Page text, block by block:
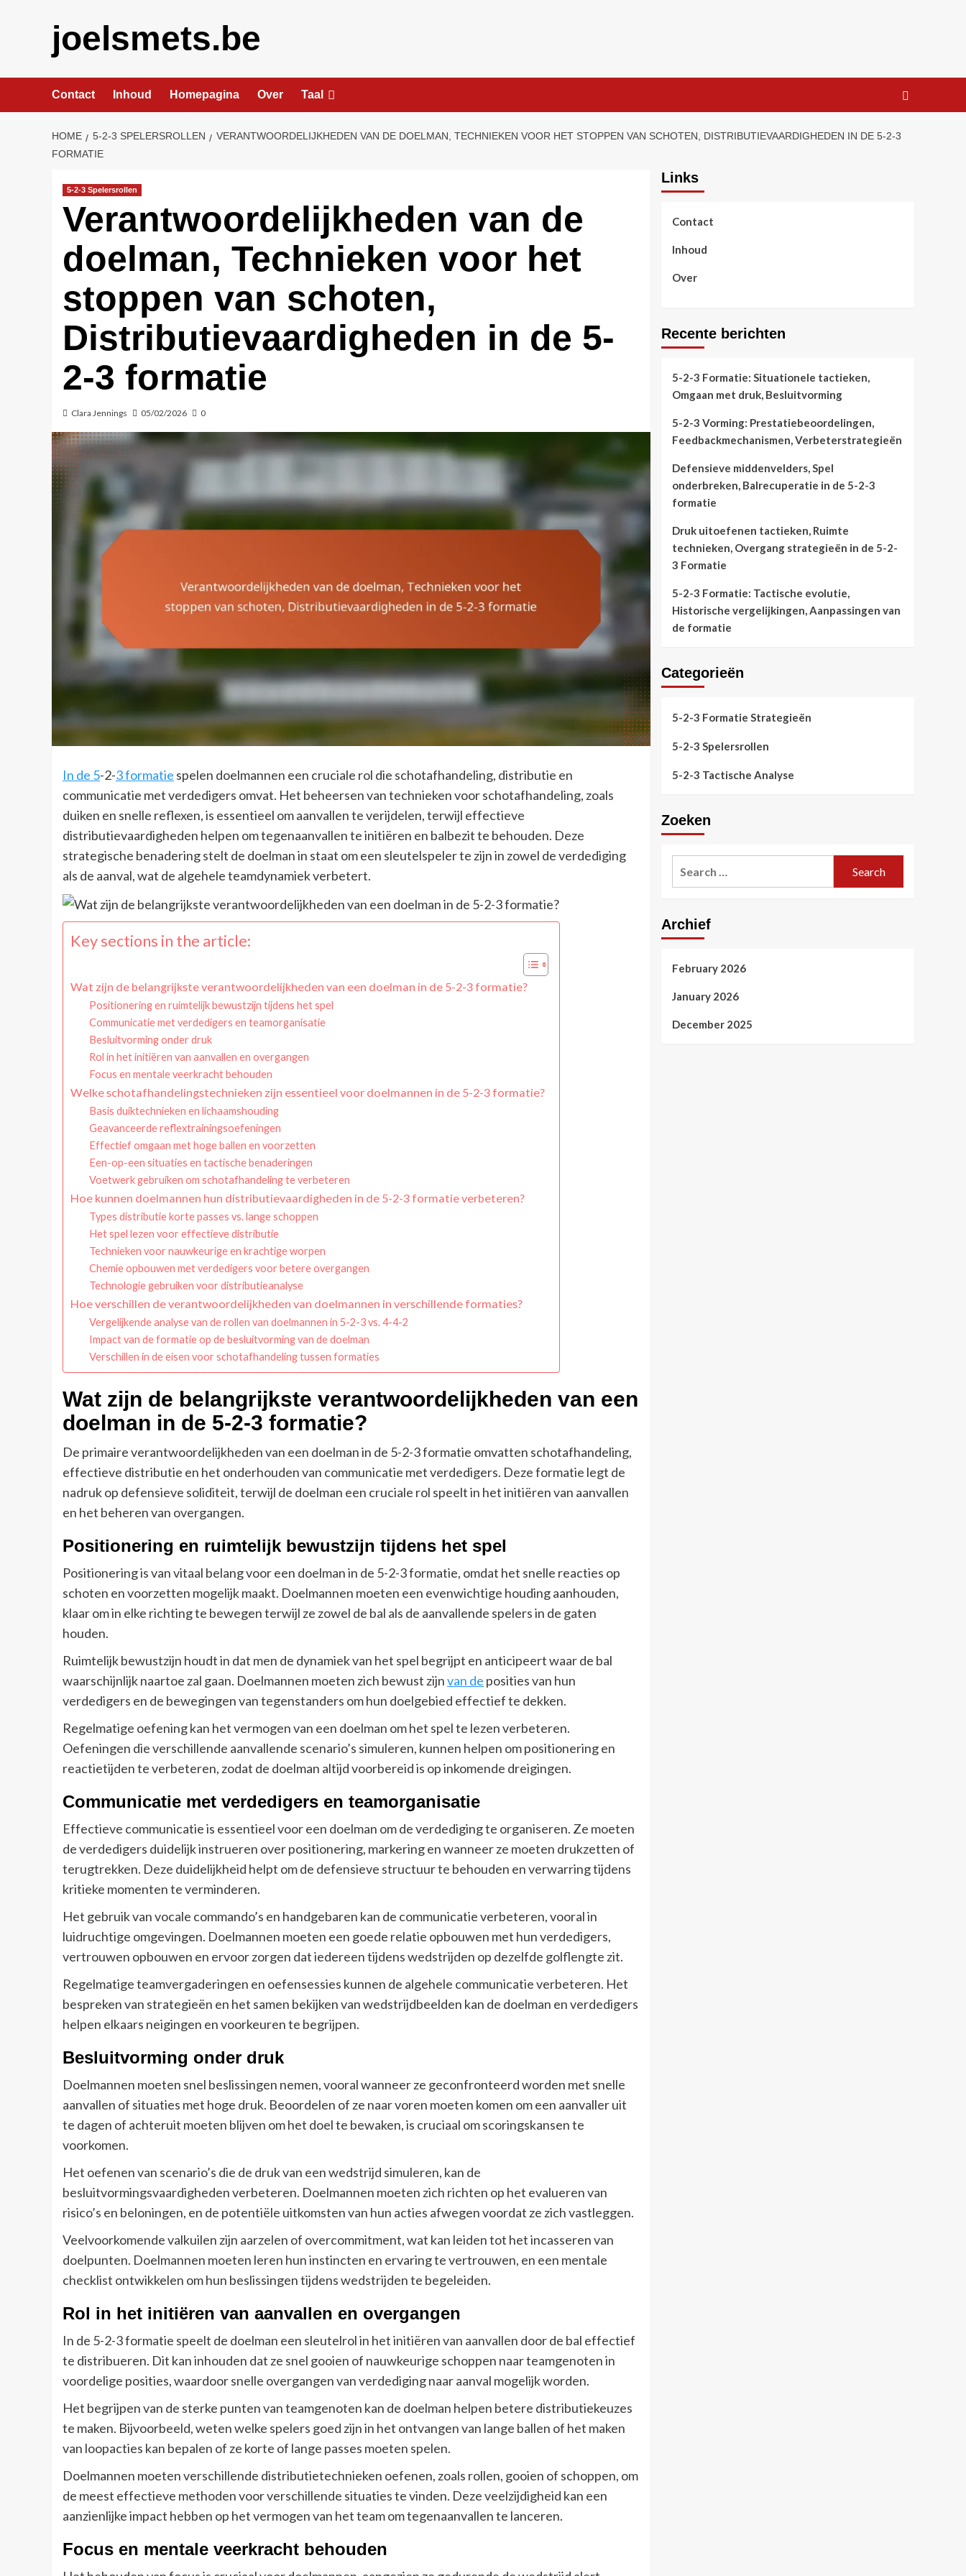
joelsmets.be
Contact Inhoud Homepagina Over Taal
HOME 5-2-3 SPELERSROLLEN
VERANTWOORDELIJKHEDEN VAN DE DOELMAN, TECHNIEKEN VOOR HET STOPPEN VAN SCHOTEN, DISTRIBUTIEVAARDIGHEDEN IN DE 5-2-3
FORMATIE
5-2-3 Spelersrollen
Verantwoordelijkheden van de
doelman, Technieken voor het
stoppen van schoten,
Distributievaardigheden in de 5-
2-3 formatie
Clara Jennings 05/02/2026 0
In de 5-2-3 formatie spelen doelmannen een cruciale rol die schotafhandeling, distributie en
communicatie met verdedigers omvat. Het beheersen van technieken voor schotafhandeling, zoals
duiken en snelle reflexen, is essentieel om aanvallen te verijdelen, terwijl effectieve
distributievaardigheden helpen om tegenaanvallen te initiëren en balbezit te behouden. Deze
strategische benadering stelt de doelman in staat om een sleutelspeler te zijn in zowel de verdediging
als de aanval, wat de algehele teamdynamiek verbetert.
Key sections in the article:
Wat zijn de belangrijkste verantwoordelijkheden van een doelman in de 5-2-3 formatie?
Positionering en ruimtelijk bewustzijn tijdens het spel
Communicatie met verdedigers en teamorganisatie
Besluitvorming onder druk
Rol in het initiëren van aanvallen en overgangen
Focus en mentale veerkracht behouden
Welke schotafhandelingstechnieken zijn essentieel voor doelmannen in de 5-2-3 formatie?
Basis duiktechnieken en lichaamshouding
Geavanceerde reflextrainingsoefeningen
Effectief omgaan met hoge ballen en voorzetten
Een-op-een situaties en tactische benaderingen
Voetwerk gebruiken om schotafhandeling te verbeteren
Hoe kunnen doelmannen hun distributievaardigheden in de 5-2-3 formatie verbeteren?
Types distributie korte passes vs. lange schoppen
Het spel lezen voor effectieve distributie
Technieken voor nauwkeurige en krachtige worpen
Chemie opbouwen met verdedigers voor betere overgangen
Technologie gebruiken voor distributieanalyse
Hoe verschillen de verantwoordelijkheden van doelmannen in verschillende formaties?
Vergelijkende analyse van de rollen van doelmannen in 5-2-3 vs. 4-4-2
Impact van de formatie op de besluitvorming van de doelman
Verschillen in de eisen voor schotafhandeling tussen formaties
Wat zijn de belangrijkste verantwoordelijkheden van een
doelman in de 5-2-3 formatie?
De primaire verantwoordelijkheden van een doelman in de 5-2-3 formatie omvatten schotafhandeling,
effectieve distributie en het onderhouden van communicatie met verdedigers. Deze formatie legt de
nadruk op defensieve soliditeit, terwijl de doelman een cruciale rol speelt in het initiëren van aanvallen
en het beheren van overgangen.
Positionering en ruimtelijk bewustzijn tijdens het spel
Positionering is van vitaal belang voor een doelman in de 5-2-3 formatie, omdat het snelle reacties op
schoten en voorzetten mogelijk maakt. Doelmannen moeten een evenwichtige houding aanhouden,
klaar om in elke richting te bewegen terwijl ze zowel de bal als de aanvallende spelers in de gaten
houden.
Ruimtelijk bewustzijn houdt in dat men de dynamiek van het spel begrijpt en anticipeert waar de bal
waarschijnlijk naartoe zal gaan. Doelmannen moeten zich bewust zijnvan de posities van hun
verdedigers en de bewegingen van tegenstanders om hun doelgebied effectief te dekken.
Regelmatige oefening kan het vermogen van een doelman om het spel te lezen verbeteren.
Oefeningen die verschillende aanvallende scenario’s simuleren, kunnen helpen om positionering en
reactietijden te verbeteren, zodat de doelman altijd voorbereid is op inkomende dreigingen.
Communicatie met verdedigers en teamorganisatie
Effectieve communicatie is essentieel voor een doelman om de verdediging te organiseren. Ze moeten
de verdedigers duidelijk instrueren over positionering, markering en wanneer ze moeten drukzetten of
terugtrekken. Deze duidelijkheid helpt om de defensieve structuur te behouden en verwarring tijdens
kritieke momenten te verminderen.
Het gebruik van vocale commando’s en handgebaren kan de communicatie verbeteren, vooral in
luidruchtige omgevingen. Doelmannen moeten een goede relatie opbouwen met hun verdedigers,
vertrouwen opbouwen en ervoor zorgen dat iedereen tijdens wedstrijden op dezelfde golflengte zit.
Regelmatige teamvergaderingen en oefensessies kunnen de algehele communicatie verbeteren. Het
bespreken van strategieën en het samen bekijken van wedstrijdbeelden kan de doelman en verdedigers
helpen elkaars neigingen en voorkeuren te begrijpen.
Besluitvorming onder druk
Doelmannen moeten snel beslissingen nemen, vooral wanneer ze geconfronteerd worden met snelle
aanvallen of situaties met hoge druk. Beoordelen of ze naar voren moeten komen om een aanvaller uit
te dagen of achteruit moeten blijven om het doel te bewaken, is cruciaal om scoringskansen te
voorkomen.
Het oefenen van scenario’s die de druk van een wedstrijd simuleren, kan de
besluitvormingsvaardigheden verbeteren. Doelmannen moeten zich richten op het evalueren van
risico’s en beloningen, en de potentiële uitkomsten van hun acties afwegen voordat ze zich vastleggen.
Veelvoorkomende valkuilen zijn aarzelen of overcommitment, wat kan leiden tot het incasseren van
doelpunten. Doelmannen moeten leren hun instincten en ervaring te vertrouwen, en een mentale
checklist ontwikkelen om hun beslissingen tijdens wedstrijden te begeleiden.
Rol in het initiëren van aanvallen en overgangen
In de 5-2-3 formatie speelt de doelman een sleutelrol in het initiëren van aanvallen door de bal effectief
te distribueren. Dit kan inhouden dat ze snel gooien of nauwkeurige schoppen naar teamgenoten in
voordelige posities, waardoor snelle overgangen van verdediging naar aanval mogelijk worden.
Het begrijpen van de sterke punten van teamgenoten kan de doelman helpen betere distributiekeuzes
te maken. Bijvoorbeeld, weten welke spelers goed zijn in het ontvangen van lange ballen of het maken
van loopacties kan bepalen of ze korte of lange passes moeten spelen.
Doelmannen moeten verschillende distributietechnieken oefenen, zoals rollen, gooien of schoppen, om
de meest effectieve methoden voor verschillende situaties te vinden. Deze veelzijdigheid kan een
aanzienlijke impact hebben op het vermogen van het team om tegenaanvallen te lanceren.
Focus en mentale veerkracht behouden
Links
Contact
Inhoud
Over
Recente berichten
5-2-3 Formatie: Situationele tactieken,
Omgaan met druk, Besluitvorming
5-2-3 Vorming: Prestatiebeoordelingen,
Feedbackmechanismen, Verbeterstrategieën
Defensieve middenvelders, Spel
onderbreken, Balrecuperatie in de 5-2-3
formatie
Druk uitoefenen tactieken, Ruimte
technieken, Overgang strategieën in de 5-2-
3 Formatie
5-2-3 Formatie: Tactische evolutie,
Historische vergelijkingen, Aanpassingen van
de formatie
Categorieën
5-2-3 Formatie Strategieën
5-2-3 Spelersrollen
5-2-3 Tactische Analyse
Zoeken
Archief
February 2026
January 2026
December 2025